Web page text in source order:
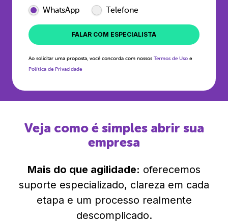
WhatsApp Telefone
FALAR COM ESPECIALISTA
Ao solicitar uma proposta, você concorda com nossos Termos de Uso e
Política de Privacidade
Veja como é simples abrir sua
empresa
Mais do que agilidade: oferecemos
suporte especializado, clareza em cada
etapa e um processo realmente
descomplicado.